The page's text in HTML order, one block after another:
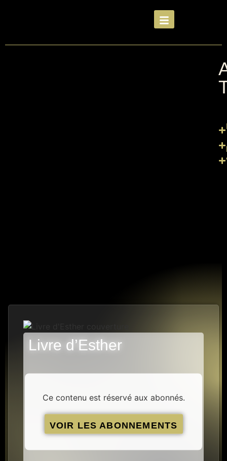
Livre d’Esther
Ce contenu est réservé aux abonnés.
VOIR LES ABONNEMENTS